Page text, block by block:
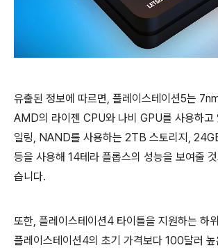
유출된 정보에 따르면, 플레이스테이션5는
AMD의 라이젠 CPU와 나비 GPU를 사용하고
일링, NAND를 사용하는 2TB 스토리지,
등을 사용해 14테라 플롭스의 성능을 보여줄
습니다.
또한, 플레이스테이션4 타이틀을 지원하는 하
플레이스테이션4의 초기 가격보다 100달러